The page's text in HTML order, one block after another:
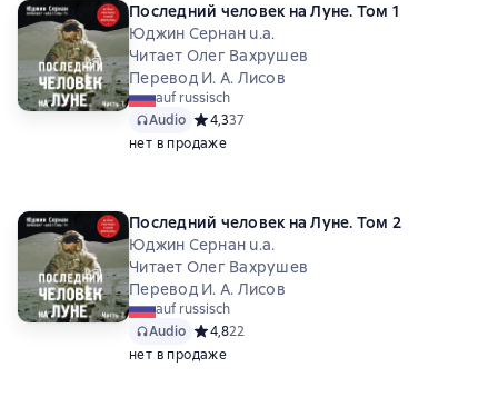
Последний человек на Луне. Том 1
Юджин Сернан u.a.
Читает Олег Вахрушев
Перевод И. А. Лисов
auf russisch
Audio Средний рейтинг 4,3 на основе 37 оценок
4,337
нет в продаже
Последний человек на Луне. Том 2
Юджин Сернан u.a.
Читает Олег Вахрушев
Перевод И. А. Лисов
auf russisch
Audio Средний рейтинг 4,8 на основе 22 оценок
4,822
нет в продаже